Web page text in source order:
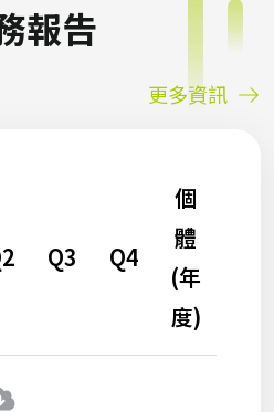
報告
更多資訊
Q3 Q4
個
體
(年
度)